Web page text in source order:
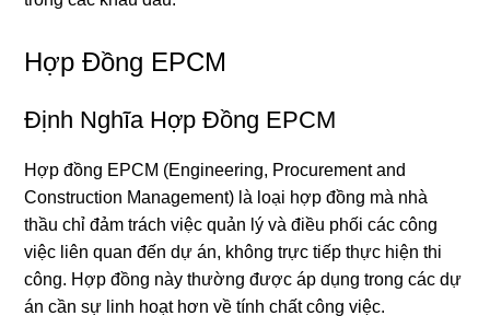
Hợp Đồng EPCM
Định Nghĩa Hợp Đồng EPCM
Hợp đồng EPCM (Engineering, Procurement and
Construction Management) là loại hợp đồng mà nhà
thầu chỉ đảm trách việc quản lý và điều phối các công
việc liên quan đến dự án, không trực tiếp thực hiện thi
công. Hợp đồng này thường được áp dụng trong các dự
án cần sự linh hoạt hơn về tính chất công việc.